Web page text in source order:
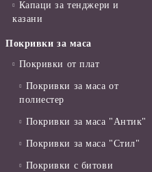
Капаци за тенджери и
казани
Покривки за маса
Покривки от плат
Покривки за маса от
полиестер
Покривки за маса "Антик"
Покривки за маса "Стил"
Покривки с битови